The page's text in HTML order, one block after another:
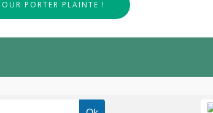
PORTER PLAINTE !